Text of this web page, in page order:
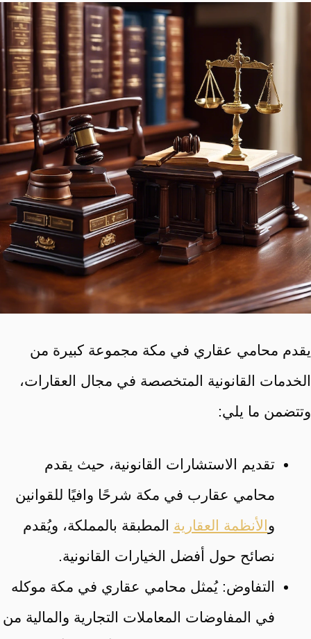
يقدم محامي عقاري في مكة مجموعة كبيرة من
الخدمات القانونية المتخصصة في مجال العقارات،
وتتضمن ما يلي:
تقديم الاستشارات القانونية، حيث يقدم
محامي عقارب في مكة شرحًا وافيًا للقوانين
و الأنظمة العقارية المطبقة بالمملكة، ويُقدم
نصائح حول أفضل الخيارات القانونية.
التفاوض: يُمثل محامي عقاري في مكة موكله
في المفاوضات المعاملات التجارية والمالية من